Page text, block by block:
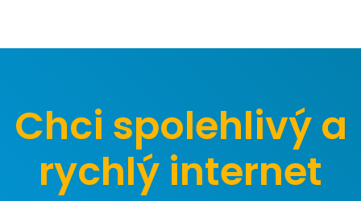
Chci spolehlivý a
rychlý internet